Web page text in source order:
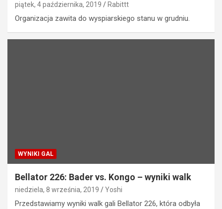
piątek, 4 października, 2019 Rabittt
Organizacja zawita do wyspiarskiego stanu w grudniu.
WYNIKI GAL
Bellator 226: Bader vs. Kongo – wyniki walk
niedziela, 8 września, 2019 Yoshi
Przedstawiamy wyniki walk gali Bellator 226, która odbyła